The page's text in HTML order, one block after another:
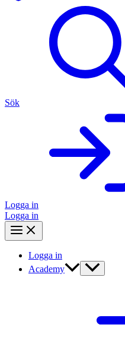
Sök
Logga in
Logga in
Logga in
Academy